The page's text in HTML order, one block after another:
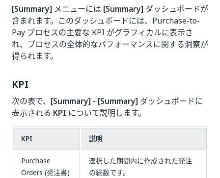
[Summary] メニューには [Summary] ダッシュボードが
含まれます。このダッシュボードには、Purchase-to-
Pay プロセスの主要な KPI がグラフィカルに表示さ
れ、プロセスの全体的なパフォーマンスに関する洞察が
得られます。
KPI
次の表で、 [Summary] - [Summary] ダッシュボードに
表示される KPI について説明します。
KPI 説明
Purchase
Orders (発注書)
選択した期間内に作成された発注
の総数です。